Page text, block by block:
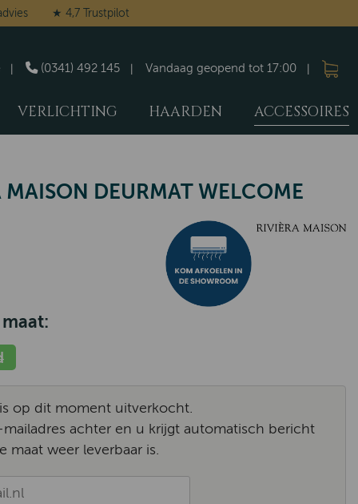
★ 4,7 Trustpilot
Vandaag geopend tot 17:00
(0341) 492 145
VERLICHTING HAARDEN ACCESSOIRES
MAISON DEURMAT WELCOME
op dit moment uitverkocht.
achter en u krijgt automatisch bericht
maat weer leverbaar is.